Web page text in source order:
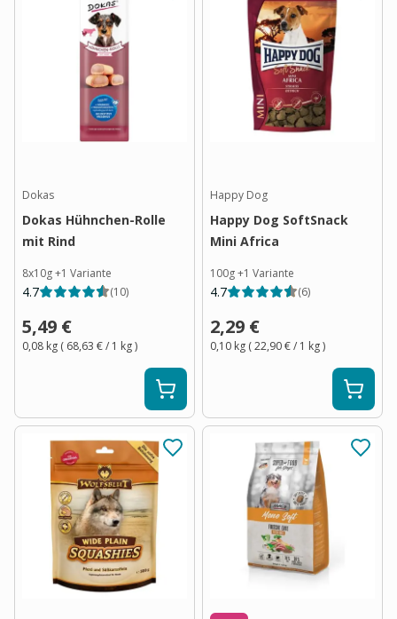
Dokas
Dokas Hühnchen-Rolle
mit Rind
8x10g+1 Variante
4.7 (10)
5,49 €
0,08 kg ( 68,63 €/ 1 kg)
Happy Dog
Happy Dog SoftSnack
Mini Africa
100g+1 Variante
4.7 (6)
2,29 €
0,10 kg (22,90 €/ 1 kg)